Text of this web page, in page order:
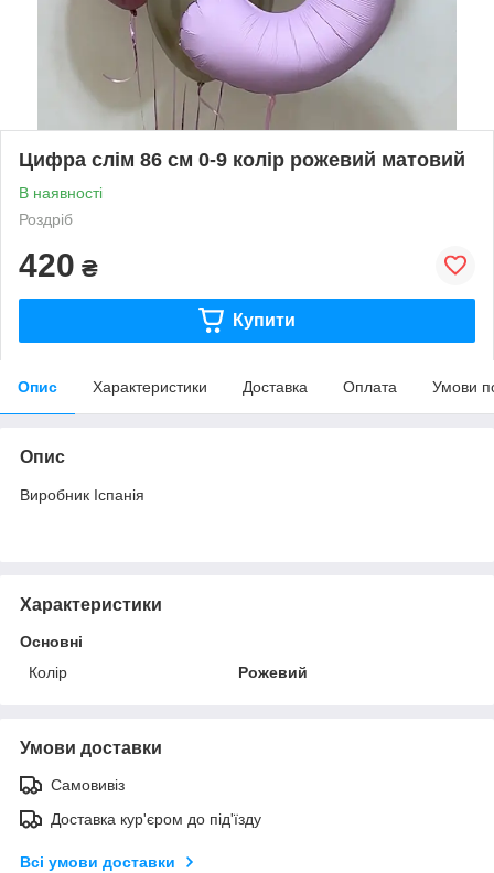
Цифра слім 86 см 0-9 колір рожевий матовий
В наявності
Роздріб
420 ₴
Купити
Опис Характеристики Доставка Оплата Умови
Опис
Виробник Іспанія
Характеристики
Основні
Колір
Рожевий
Умови доставки
Самовивіз
Доставка кур'єром до під'їзду
Всі умови доставки